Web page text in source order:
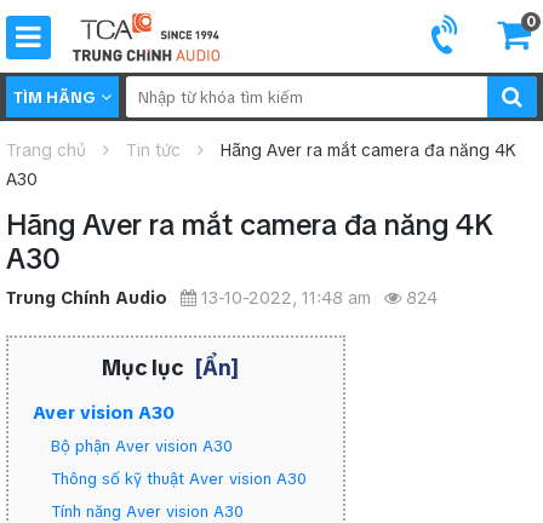
0
TÌM HÃNG
Trang chủ Tin tức
Hãng Aver ra mắt camera đa năng 4K
A30
Hãng Aver ra mắt camera đa năng 4K
A30
Trung Chính Audio 13-10-2022, 11:48 am 824
Mục lục [Ẩn]
Aver vision A30
Bộ phận Aver vision A30
Thông số kỹ thuật Aver vision A30
Tính năng Aver vision A30